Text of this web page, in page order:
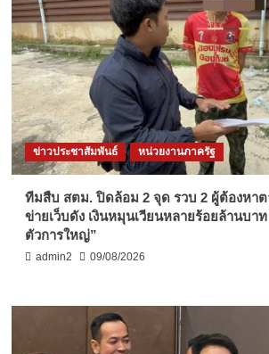
ข่าวประชาสัมพันธ์ หน่วยงานภาครัฐ
ทีมสืบ สตม. ปิดล้อม 2 จุด รวบ 2 ผู้ต้องหา
ข่ายเว็บดัง เงินหมุนเวียนหลายร้อยล้านบาท
ตัวการใหญ่”
admin2 09/08/2026